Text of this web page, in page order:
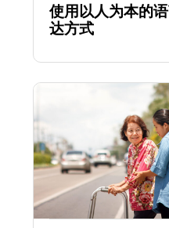
使用以人为本的
达方式